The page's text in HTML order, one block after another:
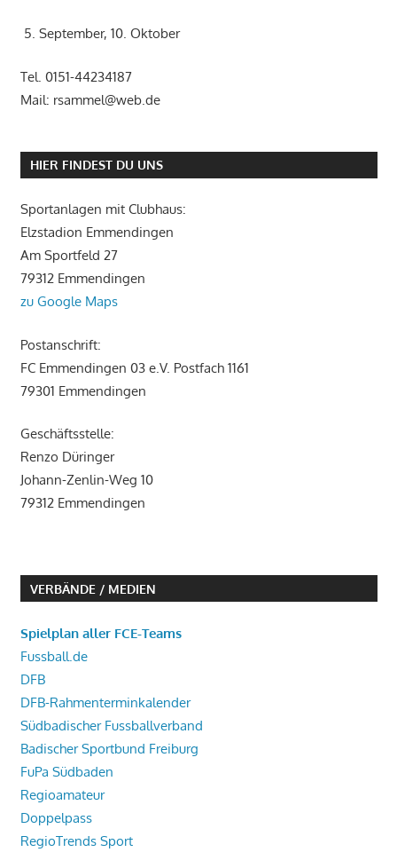
5. September, 10. Oktober
Tel. 0151-44234187
Mail: rsammel@web.de
HIER FINDEST DU UNS
Sportanlagen mit Clubhaus:
Elzstadion Emmendingen
Am Sportfeld 27
79312 Emmendingen
zu Google Maps
Postanschrift:
FC Emmendingen 03 e.V. Postfach 1161
79301 Emmendingen
Geschäftsstelle:
Renzo Düringer
Johann-Zenlin-Weg 10
79312 Emmendingen
VERBÄNDE / MEDIEN
Spielplan aller FCE-Teams
Fussball.de
DFB
DFB-Rahmenterminkalender
Südbadischer Fussballverband
Badischer Sportbund Freiburg
FuPa Südbaden
Regioamateur
Doppelpass
RegioTrends Sport